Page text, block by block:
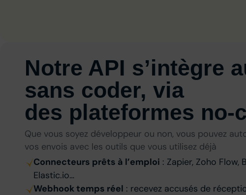
Notre API s’intègre
sans coder, via
des plateformes no-
Que vous soyez développeur ou non, vous pouvez
vos envois avec les outils que vous utilisez déjà
Connecteurs prêts à l’emploi : Zapier, Zoho Flow,
Elastic.io…
Webhook temps réel : recevez accusés de